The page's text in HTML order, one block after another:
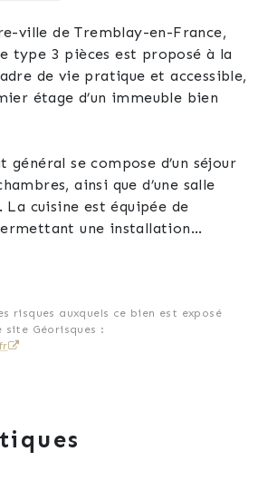
ville de Tremblay-en-France,
type 3 pièces est proposé à la
de vie pratique et accessible,
étage d’un immeuble bien
général se compose d’un séjour
ainsi que d’une salle
La cuisine est équipée de
une installation
d’un chauffage électrique.
ce bien, assurant une
premier achat ou un
un secteur central. Nous vous
risques auxquels ce bien est exposé
site Géorisques :